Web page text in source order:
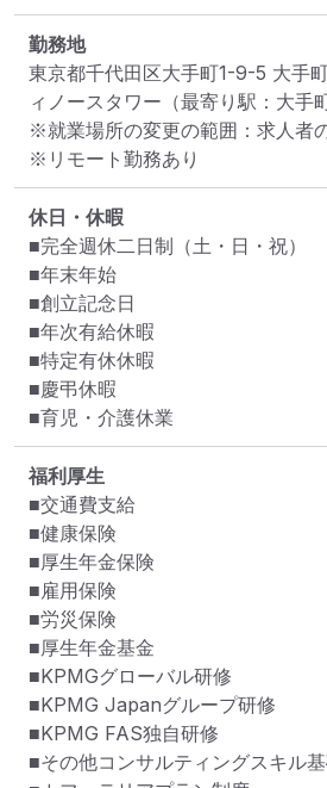
勤務地
東京都千代田区大手町1-9-5 大手
ィノースタワー （最寄り駅：大手
※就業場所の変更の範囲：求人者
※リモート勤務あり
休日・休暇
■完全週休二日制（土・日・祝）
■年末年始
■創立記念日
■年次有給休暇
■特定有休休暇
■慶弔休暇
■育児・介護休業
福利厚生
■交通費支給
■健康保険
■厚生年金保険
■雇用保険
■労災保険
■厚生年金基金
■KPMGグローバル研修
■KPMG Japanグループ研修
■KPMG FAS独自研修
■その他コンサルティングスキル